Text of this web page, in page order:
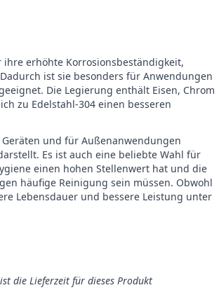
ihre erhöhte Korrosionsbeständigkeit,
ist sie besonders für Anwendungen
Die Legierung enthält Eisen, Chrom
zu Edelstahl-304 einen besseren
und für Außenanwendungen
Es ist auch eine beliebte Wahl für
einen hohen Stellenwert hat und die
häufige Reinigung sein müssen. Obwohl
Lebensdauer und bessere Leistung unter
ist die Lieferzeit für dieses Produkt